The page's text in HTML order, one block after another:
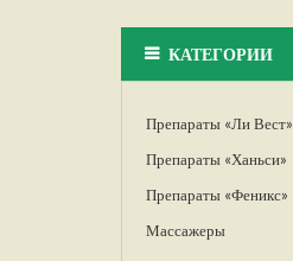
КАТЕГОРИИ
Препараты «Ли Вест»
Препараты «Ханьси»
Препараты «Феникс»
Массажеры